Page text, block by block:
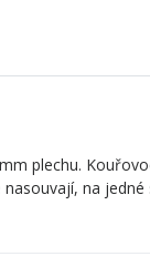
plechu.
na